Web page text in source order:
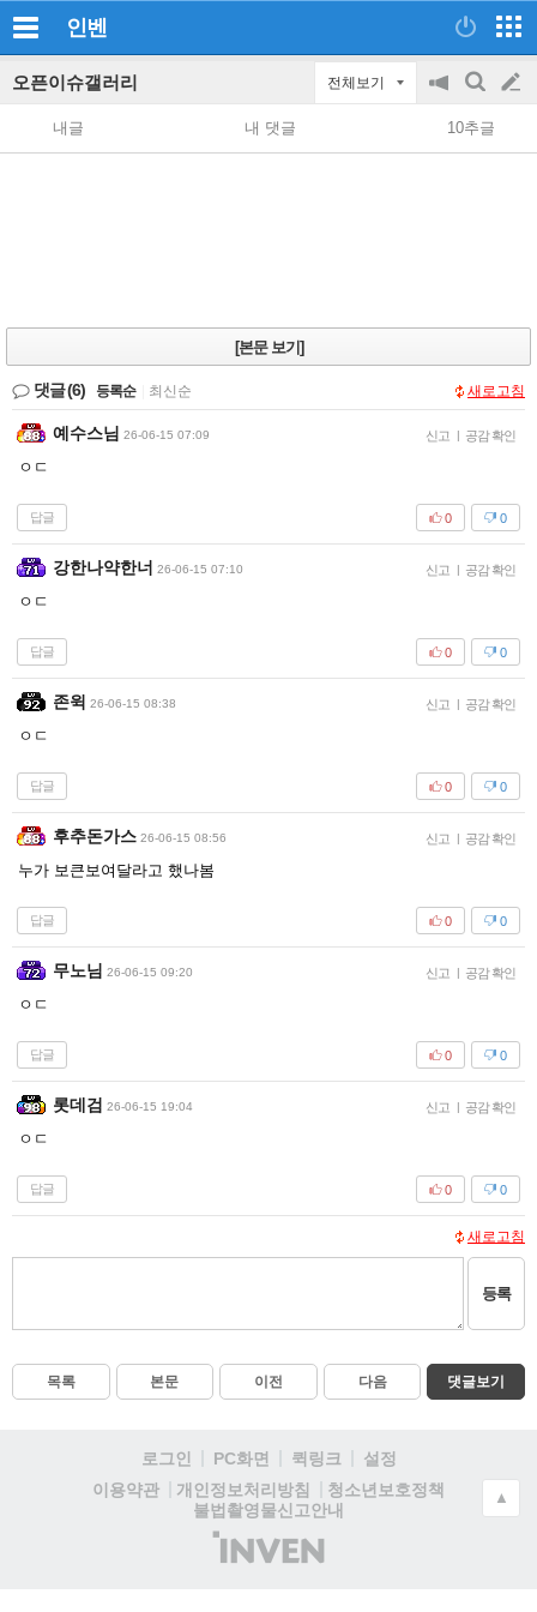
인벤
오픈이슈갤러리 전체보기
공
지
on/off
검
색
글
쓰
내글 내 댓글 10추글
[본문 보기]
댓글(6) 등록순 최신순 새로고침
예수스님 26-06-15 07:09 신고 | 공감 확인
ㅇㄷ
답글 0
0
강한나약한너 26-06-15 07:10 신고 | 공감 확인
ㅇㄷ
답글 0
0
존윅 26-06-15 08:38 신고 | 공감 확인
ㅇㄷ
답글 0
0
후추돈가스 26-06-15 08:56 신고 | 공감 확인
누가 보큰보여달라고 했나봄
답글 0
0
무노님 26-06-15 09:20 신고 | 공감 확인
ㅇㄷ
답글 0
0
롯데검 26-06-15 19:04 신고 | 공감 확인
ㅇㄷ
답글 0
0
새로고침
등록
목록 본문 이전 다음 댓글보기
로그인 PC화면 퀵링크
설정
이용약관
개인정보처리방침
청소년보호정책
불법촬영물신고안내
(주)
인
▲